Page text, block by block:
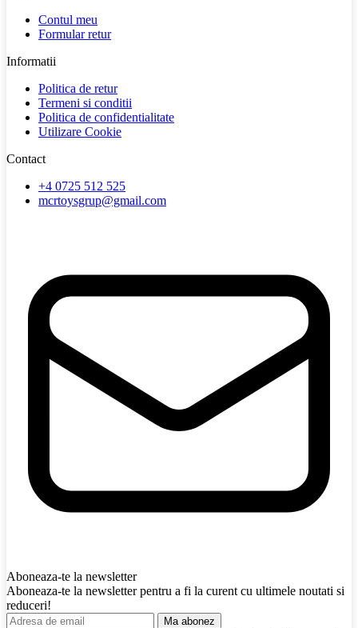
Contul meu
Formular retur
Informatii
Politica de retur
Termeni si conditii
Politica de confidentialitate
Utilizare Cookie
Contact
+4 0725 512 525
mcrtoysgrup@gmail.com
Aboneaza-te la newsletter
Aboneaza-te la newsletter pentru a fi la curent cu ultimele noutati si
reduceri!
Ma abonez